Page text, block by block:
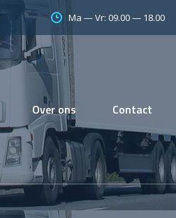
Ma — Vr: 09.00 — 18.00
Over ons Contact